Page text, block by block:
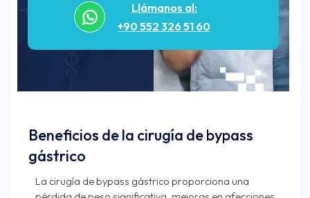
Llámanos al:
+90 552 326 51 60
Beneficios de la cirugía de bypass
gástrico
La cirugía de bypass gástrico proporciona una